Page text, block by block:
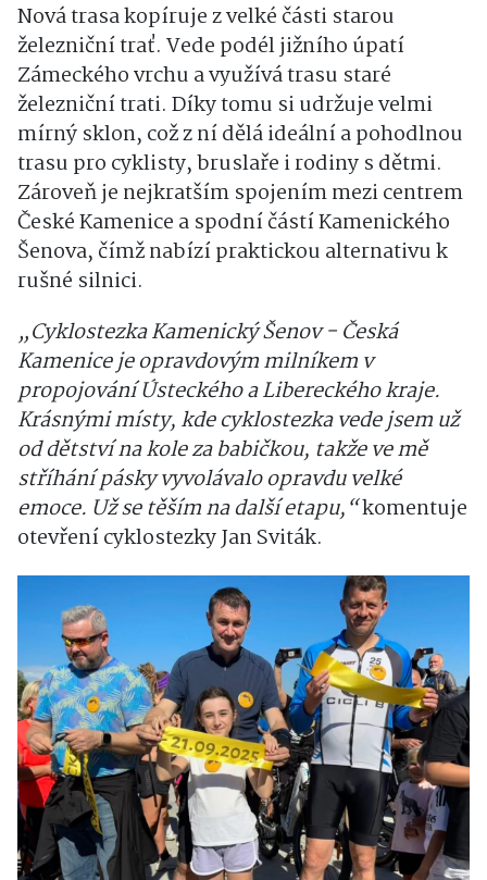
Nová trasa kopíruje z velké části starou
železniční trať. Vede podél jižního úpatí
Zámeckého vrchu a využívá trasu staré
železniční trati. Díky tomu si udržuje velmi
mírný sklon, což z ní dělá ideální a pohodlnou
trasu pro cyklisty, bruslaře i rodiny s dětmi.
Zároveň je nejkratším spojením mezi centrem
České Kamenice a spodní částí Kamenického
Šenova, čímž nabízí praktickou alternativu k
rušné silnici.
„Cyklostezka Kamenický Šenov - Česká
Kamenice je opravdovým milníkem v
propojování Ústeckého a Libereckého kraje.
Krásnými místy, kde cyklostezka vede jsem už
od dětství na kole za babičkou, takže ve mě
stříhání pásky vyvolávalo opravdu velké
emoce. Už se těším na další etapu,“komentuje
otevření cyklostezky Jan Sviták.